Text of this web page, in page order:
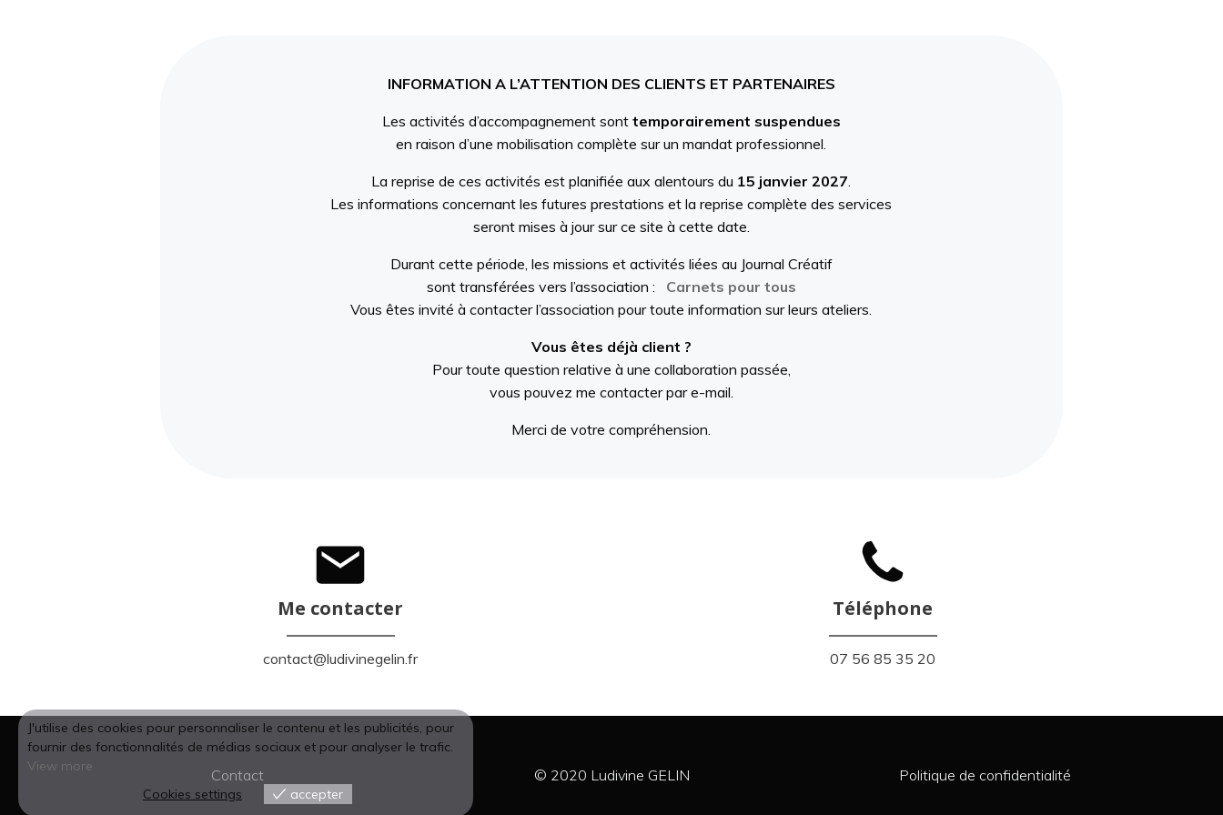
INFORMATION A L’ATTENTION DES CLIENTS ET PARTENAIRES
Les activités d’accompagnement sont temporairement suspendues
en raison d’unemobilisation complète sur un mandat professionnel.
La reprise de ces activités est planifiée aux alentours du 15 janvier 2027.
Les informations concernant les futures prestations et la reprise complète des services
seront mises à jour sur ce site à cette date.
Durant cette période, les missions et activités liées au Journal Créatif
sont transférées vers l’association : Carnets pour tous
Vous êtes invité à contacter l’association pour toute information sur leurs ateliers.
Vous êtes déjà client ?
Pour toute question relative à une collaboration passée,
vous pouvez me contacter par e-mail.
Merci de votre compréhension.
Me contacter
contact@ludivinegelin.fr
Téléphone
07 56 85 35 20
Contact © 2020 Ludivine GELIN Politique de confidentialité
J'utilise des cookies pour personnaliser le contenu et les publicités, pour
fournir des fonctionnalités de médias sociaux et pour analyser le trafic.
View more
Cookies settings
accepter